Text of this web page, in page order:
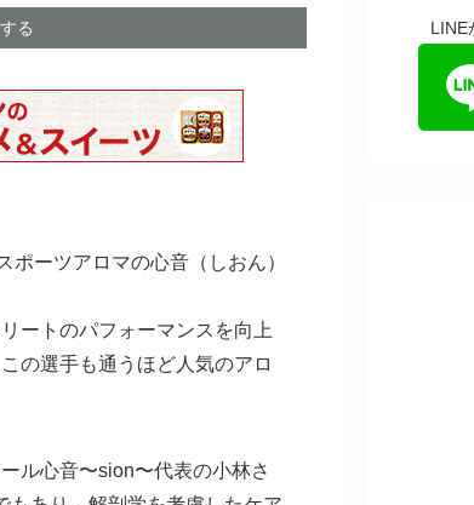
る
ーツアロマの心音（しおん）
ートのパフォーマンスを向上
の選手も通うほど人気のアロ
ル心音〜sion〜代表の小林さ
LINE